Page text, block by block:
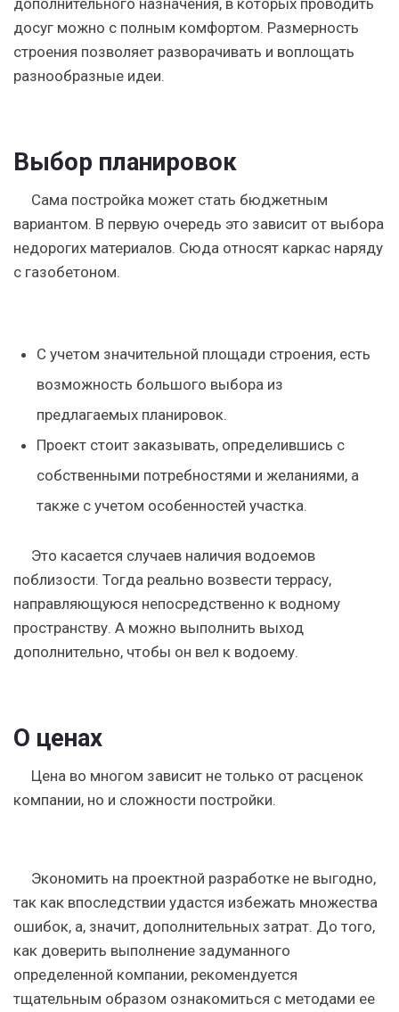
дополнительного назначения, в которых проводить
досуг можно с полным комфортом. Размерность
строения позволяет разворачивать и воплощать
разнообразные идеи.
Выбор планировок
Сама постройка может стать бюджетным
вариантом. В первую очередь это зависит от выбора
недорогих материалов. Сюда относят каркас наряду
с газобетоном.
С учетом значительной площади строения, есть
возможность большого выбора из
предлагаемых планировок.
Проект стоит заказывать, определившись с
собственными потребностями и желаниями, а
также с учетом особенностей участка.
Это касается случаев наличия водоемов
поблизости. Тогда реально возвести террасу,
направляющуюся непосредственно к водному
пространству. А можно выполнить выход
дополнительно, чтобы он вел к водоему.
О ценах
Цена во многом зависит не только от расценок
компании, но и сложности постройки.
Экономить на проектной разработке не выгодно,
так как впоследствии удастся избежать множества
ошибок, а, значит, дополнительных затрат. До того,
как доверить выполнение задуманного
определенной компании, рекомендуется
тщательным образом ознакомиться с методами ее